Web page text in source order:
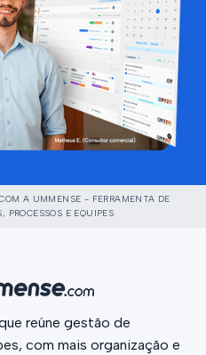
A UMMENSE - FERRAMENTA DE
PROCESSOS E EQUIPES
reúne gestão de
com mais organização e